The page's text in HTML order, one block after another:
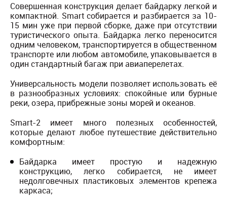
Совершенная конструкция делает байдарку легкой и
компактной. Smart собирается и разбирается за 10-
15 мин уже при первой сборке, даже при отсутствии
туристического опыта. Байдарка легко переносится
одним человеком, транспортируется в общественном
транспорте или любом автомобиле, упаковывается в
один стандартный багаж при авиаперелетах.
Универсальность модели позволяет использовать её
в разнообразных условиях: спокойные или бурные
реки, озера, прибрежные зоны морей и океанов.
Smart-2 имеет много полезных особенностей,
которые делают любое путешествие действительно
комфортным:
Байдарка имеет простую и надежную
конструкцию, легко собирается, не имеет
недолговечных пластиковых элементов крепежа
каркаса;